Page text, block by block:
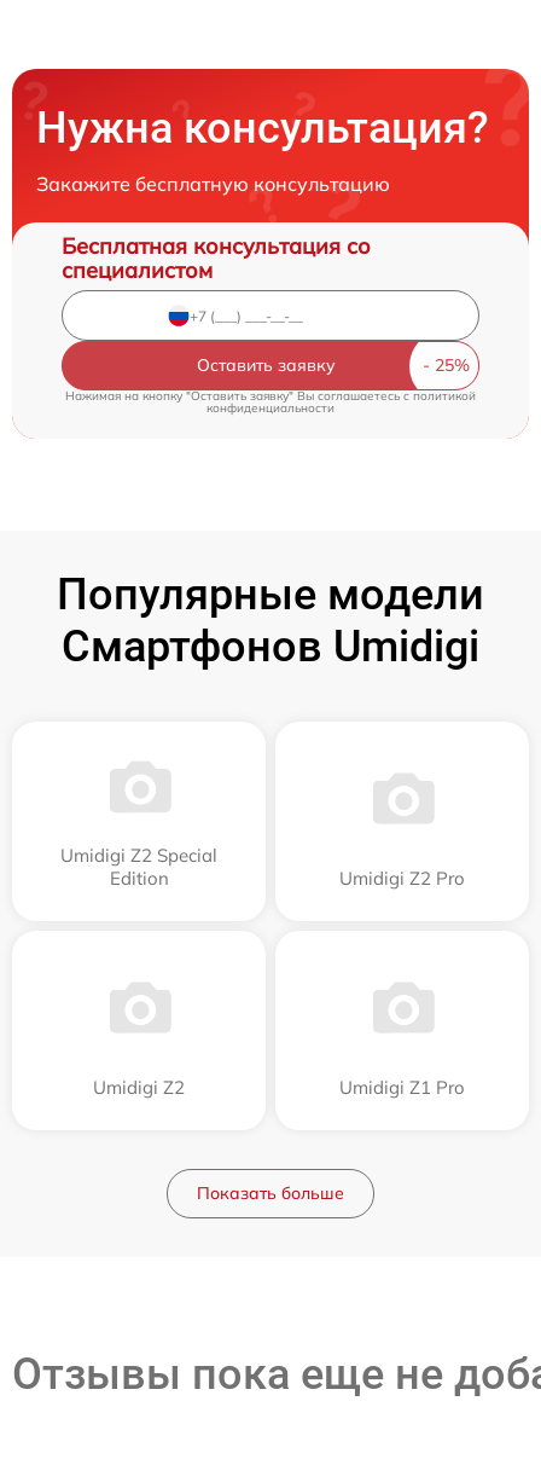
Нужна консультация?
Закажите бесплатную консультацию
Бесплатная консультация со
специалистом
Оставить заявку
Нажимая на кнопку "Оставить заявку" Вы соглашаетесь c политикой
конфиденциальности
Популярные модели
Смартфонов Umidigi
Umidigi Z2 Special
Edition
Umidigi Z2 Pro
Umidigi Z2 Umidigi Z1 Pro
Показать больше
Отзывы пока еще не